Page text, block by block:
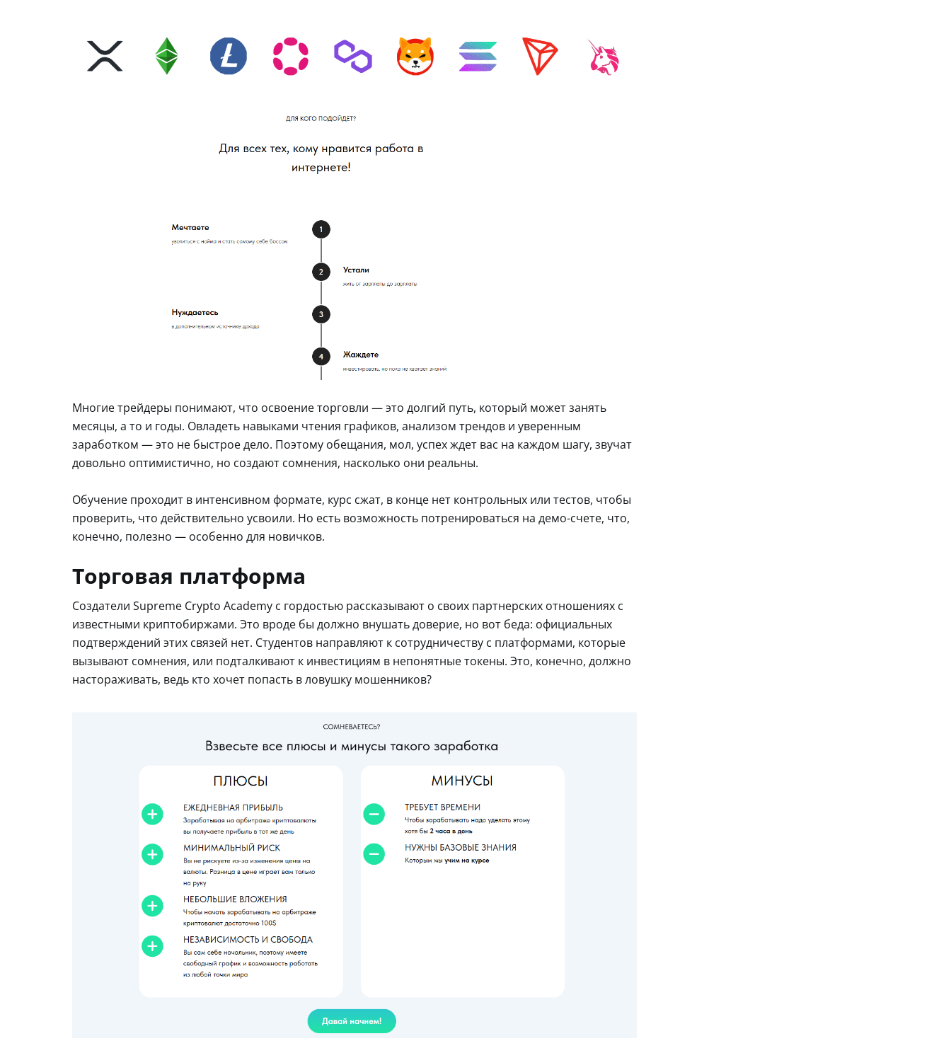
Многие трейдеры понимают, что освоение торговли — это долгий путь, который может занять
месяцы, а то и годы. Овладеть навыками чтения графиков, анализом трендов и уверенным
заработком — это не быстрое дело. Поэтому обещания, мол, успех ждет вас на каждом шагу, звучат
довольно оптимистично, но создают сомнения, насколько они реальны.
Обучение проходит в интенсивном формате, курс сжат, в конце нет контрольных или тестов, чтобы
проверить, что действительно усвоили. Но есть возможность потренироваться на демо-счете, что,
конечно, полезно — особенно для новичков.
Торговая платформа
Создатели Supreme Crypto Academy с гордостью рассказывают о своих партнерских отношениях с
известными криптобиржами. Это вроде бы должно внушать доверие, но вот беда: официальных
подтверждений этих связей нет. Студентов направляют к сотрудничеству с платформами, которые
вызывают сомнения, или подталкивают к инвестициям в непонятные токены. Это, конечно, должно
настораживать, ведь кто хочет попасть в ловушку мошенников?